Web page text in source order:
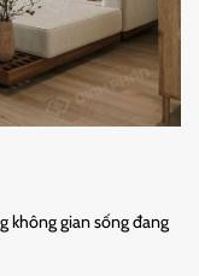
không gian sống đang